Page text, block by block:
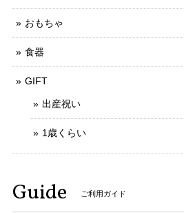
おもちゃ
食器
GIFT
出産祝い
1歳くらい
Guide ご利用ガイド